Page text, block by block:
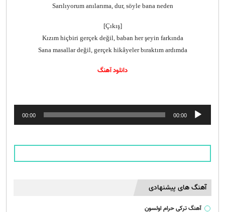
Sarılıyorum anılarıma, dur, söyle bana neden
[Çıkış]
Kızım hiçbiri gerçek değil, baban her şeyin farkında
Sana masallar değil, gerçek hikâyeler bıraktım ardımda
دانلود آهنگ
پخش‌کننده
صوت
00:00
00:00
آهنگ های پیشنهادی
آهنگ ترکی حرام اولسون